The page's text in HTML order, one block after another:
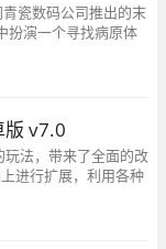
瓷数码公司推出的末
扮演一个寻找病原体
v7.0
法，带来了全面的改
进行扩展，利用各种